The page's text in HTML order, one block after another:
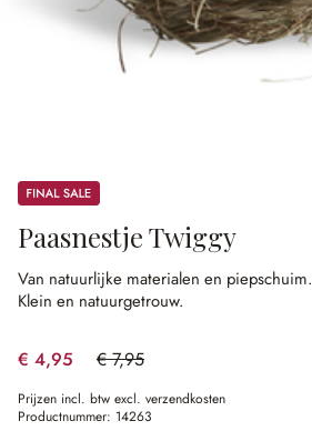
Sale
Paasnestje Twiggy
Van natuurlijke materialen en piepschuim.
Klein en natuurgetrouw.
€ 4,95 € 7,95
(37.74% gespart)
Prijzen incl. btw excl. verzendkosten
Productnummer: 14263